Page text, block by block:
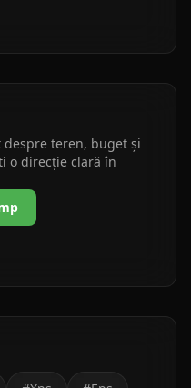
teren, buget și
o direcție clară în